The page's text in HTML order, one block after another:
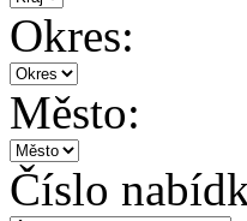
Okres:
Město:
Číslo